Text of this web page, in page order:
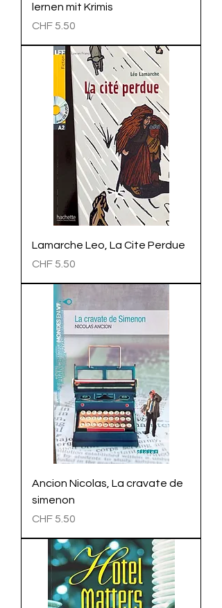
lernen mit Krimis
Preis
CHF 5.50
Lamarche Leo, La Cite Perdue
Preis
CHF 5.50
Ancion Nicolas, La cravate de
simenon
Preis
CHF 5.50